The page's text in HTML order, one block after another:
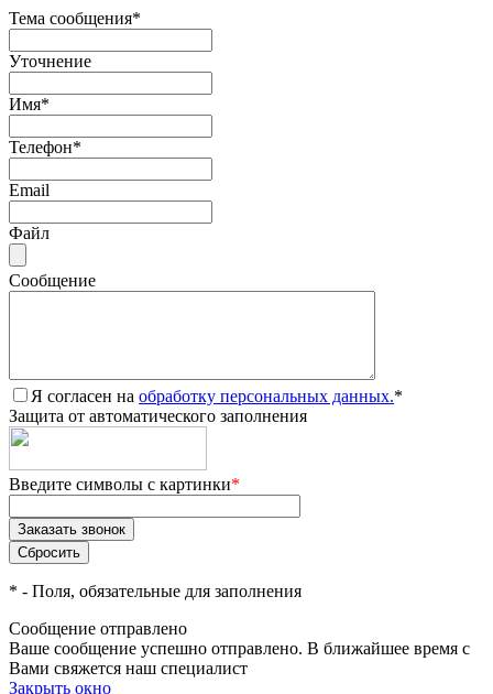
Тема сообщения*
Уточнение
Имя*
Телефон*
Email
Файл
Сообщение
Я согласен на обработку персональных данных.*
Защита от автоматического заполнения
Введите символы с картинки*
* - Поля, обязательные для заполнения
Сообщение отправлено
Ваше сообщение успешно отправлено. В ближайшее время с
Вами свяжется наш специалист
Закрыть окно